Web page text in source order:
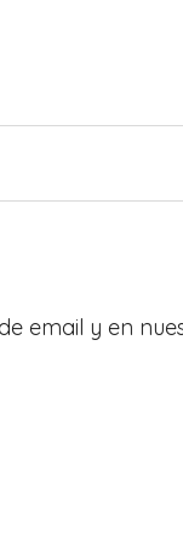
email y en